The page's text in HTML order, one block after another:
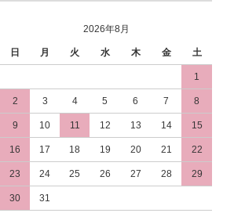
2026年8月
日 月 火 水 木 金 土
1
2 3 4 5 6 7 8
9 10 11 12 13 14 15
16 17 18 19 20 21 22
23 24 25 26 27 28 29
30 31